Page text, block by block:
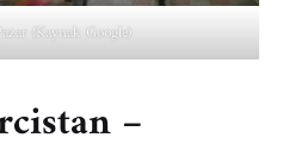
(Kaynak Google)
–